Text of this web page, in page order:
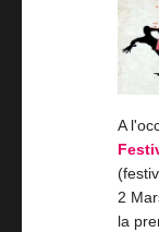
A
2
la